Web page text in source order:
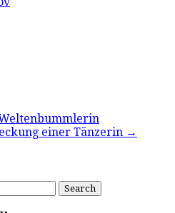
einer Tänzerin →